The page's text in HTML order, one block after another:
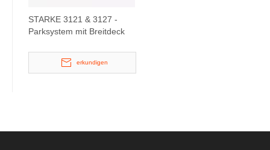
STARKE 3121 & 3127 -
Parksystem mit Breitdeck
erkundigen